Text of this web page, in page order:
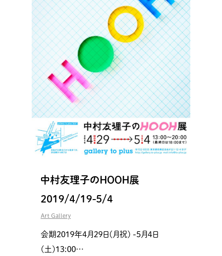
中村友理子のHOOH展
2019/4/19-5/4
Art Gallery
会期2019年4月29日(月祝) -5月4日
(土)13:00…